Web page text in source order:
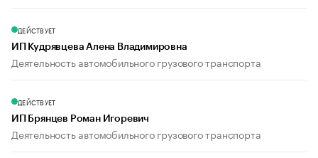
ДЕЙСТВУЕТ
ИП Кудрявцева Алена Владимировна
Деятельность автомобильного грузового транспорта
ДЕЙСТВУЕТ
ИП Брянцев Роман Игоревич
Деятельность автомобильного грузового транспорта